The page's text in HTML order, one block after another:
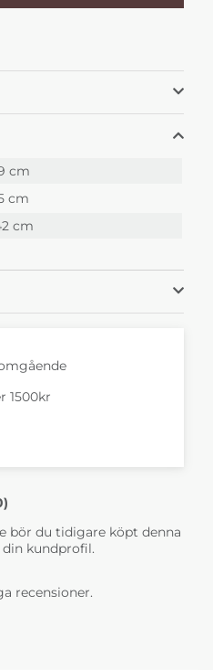
cm
cm
cm
1500kr
0 AV 5 ANTAL BETYG 0
)
bör du tidigare köpt denna
din kundprofil.
recensioner.